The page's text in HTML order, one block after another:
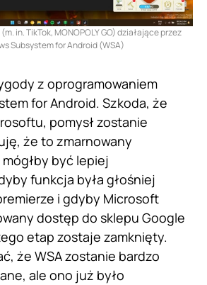
in. TikTok, MONOPOLY GO) działające przez
Subsystem for Android (WSA)
z oprogramowaniem
for Android. Szkoda, że
pomysł zostanie
że to zmarnowany
być lepiej
funkcja była głośniej
i gdyby Microsoft
dostęp do sklepu Google
etap zostaje zamknięty.
że WSA zostanie bardzo
ale ono już było